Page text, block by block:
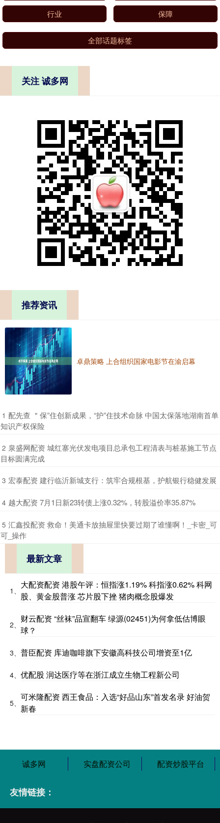
行业 保障
全部话题标签
关注 诚多网
推荐资讯
卓鼎策略 上合组织国家电影节在渝启幕
1 ​配先查 ＂保”住创新成果，“护”住技术命脉 中国太保落地湖南首单
知识产权保险
2 ​泉盛网配资 城红寨光伏发电项目总承包工程清表与桩基施工节点
目标圆满完成
3 ​宏泰配资 建行临沂新城支行：筑牢合规根基，护航银行稳健发展
4 ​越大配资 7月1日新23转债上涨0.32%，转股溢价率35.87%
5 ​汇鑫投配资 救命！美通卡放抽屉里快要过期了谁懂啊！_卡密_可
可_操作
最新文章
1、
大配资配资 港股午评：恒指涨1.19% 科指涨0.62% 科网
股、黄金股普涨 芯片股下挫 猪肉概念股爆发
2、
财云配资 “丝袜”品宣翻车 绿源(02451)为何拿低估博眼
球？
3、 普臣配资 库迪咖啡旗下安徽高科技公司增资至1亿
4、 优配股 润达医疗等在浙江成立生物工程新公司
5、
可米隆配资 西王食品：入选“好品山东”首发名录 好油贺
新春
诚多网 实盘配资公司 配资炒股平台
友情链接：